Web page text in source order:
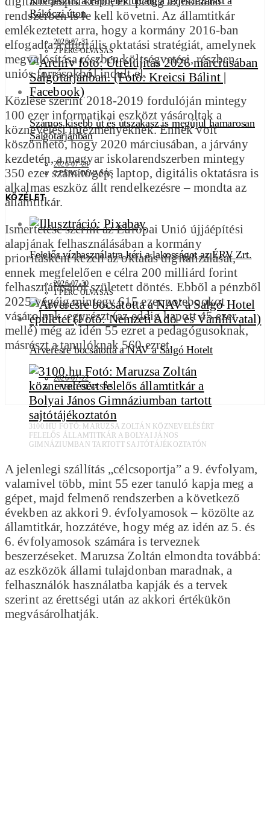
Rákóczi úton
2026-07-31
2 PERC OLVASÁS
Számos kisebb út és útszakasz is megújul hamarosan
Salgótarjánban
2026-07-23
2 PERC OLVASÁS
KÖZÉLET
Felelős vízhasználatra kéri a lakosságot az ÉRV Zrt.
2026-07-30
1 PERC OLVASÁS
Árverésre bocsátotta a NAV a Salgó Hotelt
2026-07-22
1 PERC OLVASÁS
rendszerben is le kell követni. Az államtitkár
emlékeztetett arra, hogy a kormány 2016-ban
elfogadta a digitális oktatási stratégiát, amelynek
megvalósítása részben költségvetési, részben
uniós forrásokból indult el.
Közlése szerint 2018-2019 fordulóján mintegy
100 ezer informatikai eszközt vásároltak a
köznevelési intézményeknek. Ennek volt
köszönhető, hogy 2020 márciusában, a járvány
kezdetén, a magyar iskolarendszerben mintegy
350 ezer számítógép, laptop, digitális oktatásra is
alkalmas eszköz állt rendelkezésre – mondta az
államtitkár.
Ismertetése szerint az Európai Unió újjáépítési
alapjának felhasználásában a kormány
prioritásként kezeli az oktatás digitalizálását,
ennek megfelelően e célra 200 milliárd forint
felhasználásáról született döntés. Ebből a pénzből
2025 végéig mintegy 615 ezer notebookot
vásárolnak, egyrészt (az eddig kapott 45 ezer
mellé) még az idén 55 ezret a pedagógusoknak,
másrészt a tanulóknak 560 ezret.
3100.HU FOTÓ: MARUZSA ZOLTÁN KÖZNEVELÉSÉRT
FELELŐS ÁLLAMTITKÁR A BOLYAI JÁNOS
GIMNÁZIUMBAN TARTOTT SAJTÓTÁJÉKOZTATÓN
A jelenlegi szállítás „célcsoportja” a 9. évfolyam,
valamivel több, mint 55 ezer tanuló kapja meg a
gépet, majd felmenő rendszerben a következő
években az akkori 9. évfolyamosok – közölte az
államtitkár, hozzátéve, hogy még az idén az 5. és
6. évfolyamosok számára is terveznek
beszerzéseket. Maruzsa Zoltán elmondta továbbá:
az eszközök állami tulajdonban maradnak, a
felhasználók használatba kapják és a tervek
szerint az érettségi után az akkori értékükön
megvásárolhatják.